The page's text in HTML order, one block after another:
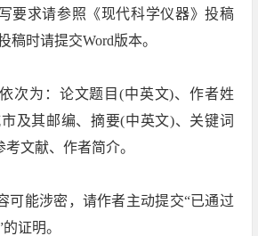
求请参照《现代科学仪器》投稿
稿时请提交Word版本。
为：论文题目(中英文)、作者姓
及其邮编、摘要(中英文)、关键词
文献、作者简介。
能涉密，请作者主动提交“已通过
证明。